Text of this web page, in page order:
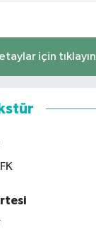
için tıklayın